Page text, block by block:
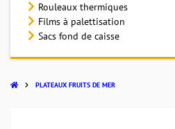
Rouleaux thermiques
Films à palettisation
Sacs fond de caisse
PLATEAUX FRUITS DE MER